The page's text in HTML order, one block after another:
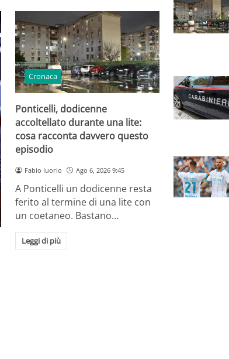
Cronaca
Ponticelli, dodicenne
accoltellato durante una lite:
cosa racconta davvero questo
episodio
Fabio Iuorio Ago 6, 2026 9:45
A Ponticelli un dodicenne resta
ferito al termine di una lite con
un coetaneo. Bastano…
Leggi di più